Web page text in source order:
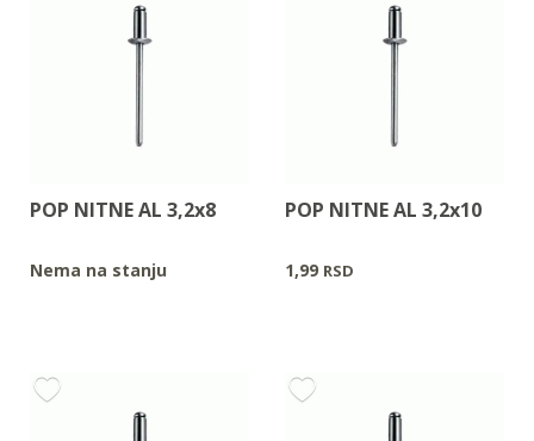
POP NITNE AL 3,2x8
Nema na stanju
POP NITNE AL 3,2x10
1,99 RSD